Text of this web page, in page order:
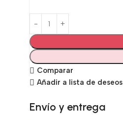
Comparar
Añadir a lista de deseos
Envío y entrega